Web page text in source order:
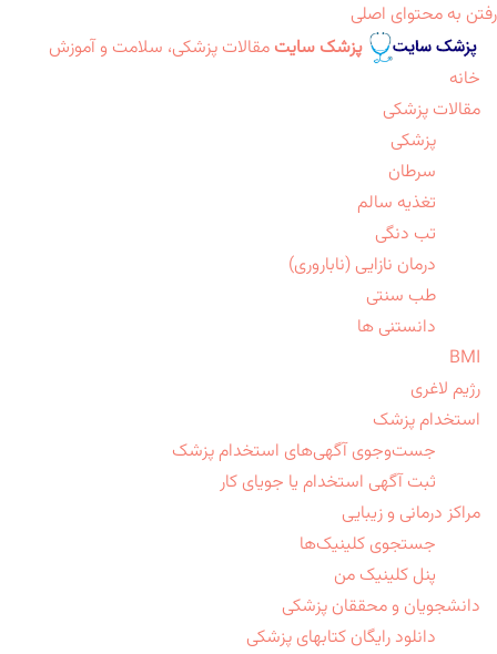
رفتن به محتوای اصلی
پزشک سایت مقالات پزشکی، سلامت و آموزش
خانه
مقالات پزشکی
پزشکی
سرطان
تغذیه سالم
تب دنگی
درمان نازایی (ناباروری)
طب سنتی
دانستنی ها
BMI
رژیم لاغری
استخدام پزشک
جست‌وجوی آگهی‌های استخدام پزشک
ثبت آگهی استخدام یا جویای کار
مراکز درمانی و زیبایی
جستجوی کلینیک‌ها
پنل کلینیک من
دانشجویان و محققان پزشکی
دانلود رایگان کتابهای پزشکی